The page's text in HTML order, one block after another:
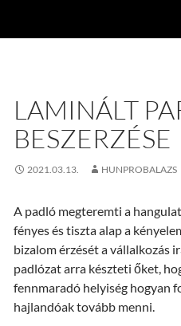
LAMINÁLT
BESZERZÉSE
2021.03.13. HUNPROBALAZS
A padló megteremti a
fényes és tiszta alap a
bizalom érzését a vállalkozás
padlózat arra készteti őket,
fennmaradó helyiség hogyan
hajlandóak tovább menni.